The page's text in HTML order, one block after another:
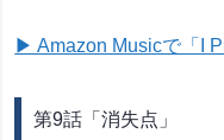
▶ Amazon Musicで「I
第9話「消失点」